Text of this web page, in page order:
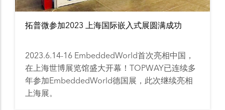
拓普微参加2023 上海国际嵌入式展圆满成功
2023.6.14-16 EmbeddedWorld首次亮相中国，
在上海世博展览馆盛大开幕！TOPWAY已连续多
年参加EmbeddedWorld德国展，此次继续亮相
上海展。